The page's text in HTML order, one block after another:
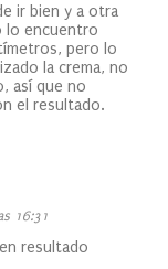
ir bien y a otra
lo encuentro
pero lo
la crema, no
así que no
el resultado.
16:31
resultado